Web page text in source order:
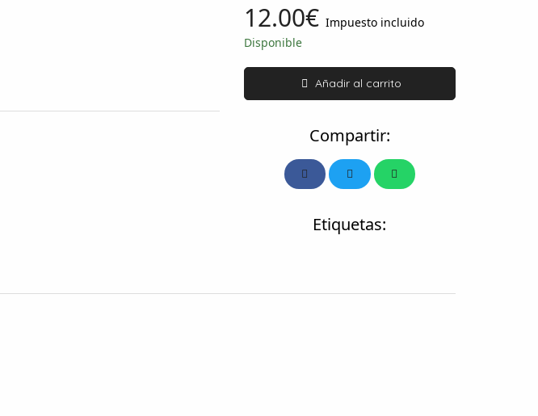
12.00€ Impuesto incluido
Disponible
Añadir al carrito
Compartir:
Etiquetas: